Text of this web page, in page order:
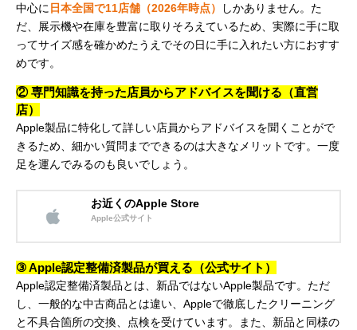
中心に 日本全国で11店舗（2026年時点）
しかありません。た
だ、展示機や在庫を豊富に取りそろえているため、実際に手に取
ってサイズ感を確かめたうえでその日に手に入れたい方におすす
めです。
② 専門知識を持った店員からアドバイスを聞ける（直営
店）
Apple製品に特化して詳しい店員からアドバイスを聞くことがで
きるため、細かい質問までできるのは大きなメリットです。一度
足を運んでみるのも良いでしょう。
お近くのApple Store
Apple公式サイト
③ Apple認定整備済製品が買える（公式サイト）
Apple認定整備済製品とは、新品ではないApple製品です。ただ
し、一般的な中古商品とは違い、Appleで徹底したクリーニング
と不具合箇所の交換、点検を受けています。また、新品と同様の